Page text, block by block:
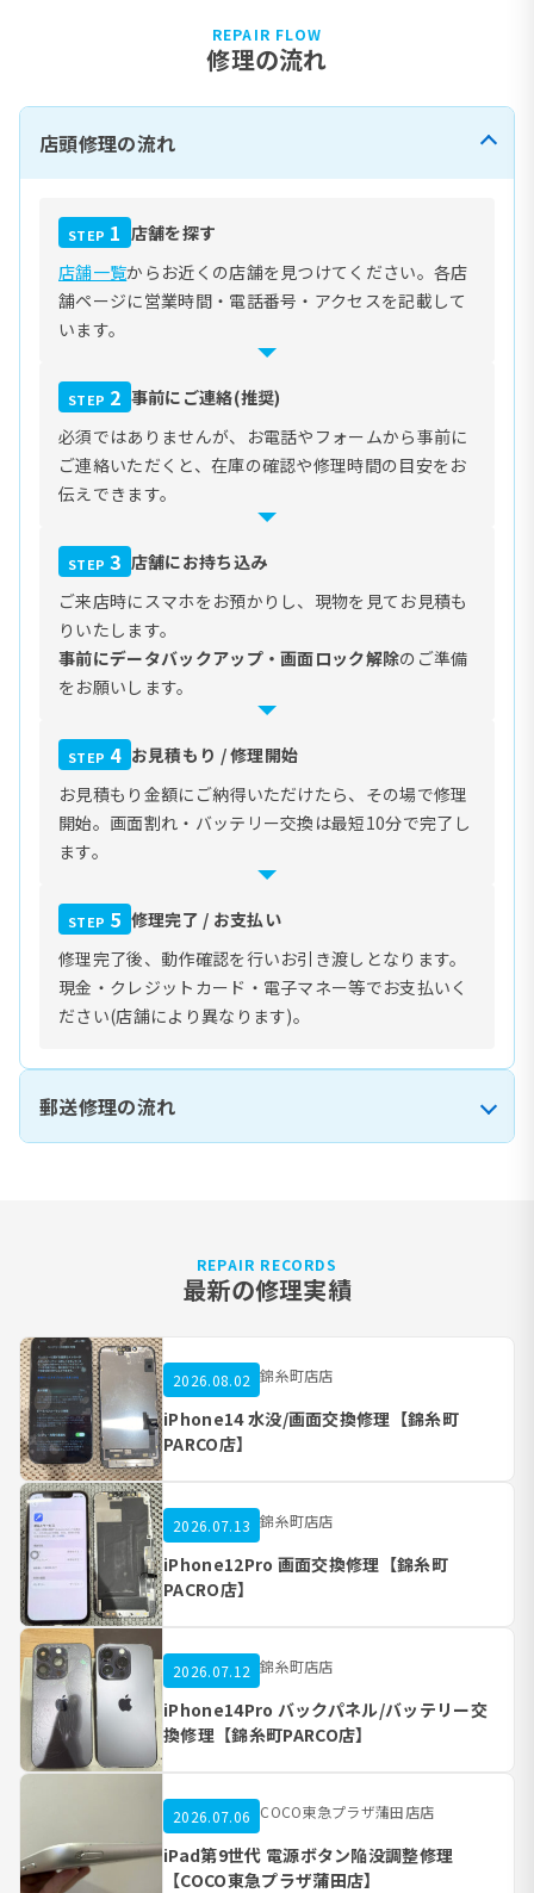
REPAIR FLOW
修理の流れ
店頭修理の流れ
STEP 1 店舗を探す
店舗一覧からお近くの店舗を見つけてください。各店
舗ページに営業時間・電話番号・アクセスを記載して
います。
STEP 2 事前にご連絡(推奨)
必須ではありませんが、お電話やフォームから事前に
ご連絡いただくと、在庫の確認や修理時間の目安をお
伝えできます。
STEP 3 店舗にお持ち込み
ご来店時にスマホをお預かりし、現物を見てお見積も
りいたします。
事前にデータバックアップ・画面ロック解除のご準備
をお願いします。
STEP 4 お見積もり / 修理開始
お見積もり金額にご納得いただけたら、その場で修理
開始。画面割れ・バッテリー交換は最短10分で完了し
ます。
STEP 5 修理完了 / お支払い
修理完了後、動作確認を行いお引き渡しとなります。
現金・クレジットカード・電子マネー等でお支払いく
ださい(店舗により異なります)。
郵送修理の流れ
REPAIR RECORDS
最新の修理実績
2026.08.02 錦糸町店店
iPhone14 水没/画面交換修理【錦糸町
PARCO店】
2026.07.13 錦糸町店店
iPhone12Pro 画面交換修理【錦糸町
PACRO店】
2026.07.12 錦糸町店店
iPhone14Pro バックパネル/バッテリー交
換修理【錦糸町PARCO店】
2026.07.06 COCO東急プラザ蒲田店店
iPad第9世代 電源ボタン陥没調整修理
【COCO東急プラザ蒲田店】